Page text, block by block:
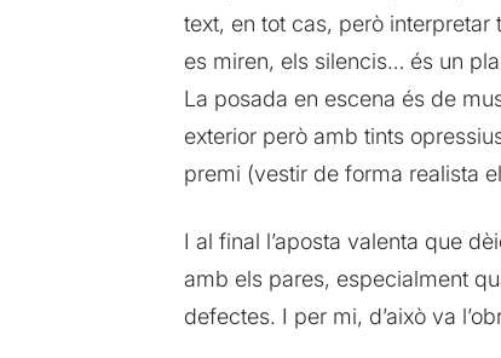
text, en tot cas, però
es miren, els silencis… és un
La posada en escena és de
exterior però amb tints
premi (vestir de forma realista
I al final l’aposta valenta que
amb els pares, especialment
defectes. I per mi, d’això va